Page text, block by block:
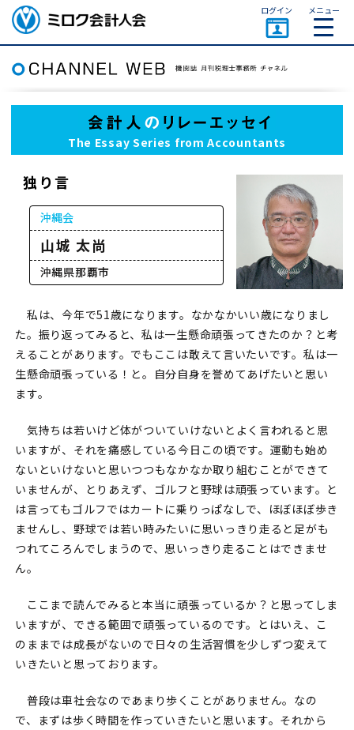
ミロク会計人会 MIROKU
ACCOUNTING PERSON
ASSOCIATION
ログイン メニュー
The Essay Series from Accountants
独り言
沖縄会
山城 太尚
沖縄県那覇市
私は、今年で51歳になります。なかなかいい歳になりまし
た。振り返ってみると、私は一生懸命頑張ってきたのか？と考
えることがあります。でもここは敢えて言いたいです。私は一
生懸命頑張っている！と。自分自身を誉めてあげたいと思い
ます。
気持ちは若いけど体がついていけないとよく言われると思
いますが、それを痛感している今日この頃です。運動も始め
ないといけないと思いつつもなかなか取り組むことができて
いませんが、とりあえず、ゴルフと野球は頑張っています。と
は言ってもゴルフではカートに乗りっぱなしで、ほぼほぼ歩き
ませんし、野球では若い時みたいに思いっきり走ると足がも
つれてころんでしまうので、思いっきり走ることはできませ
ん。
ここまで読んでみると本当に頑張っているか？と思ってしま
いますが、できる範囲で頑張っているのです。とはいえ、こ
のままでは成長がないので日々の生活習慣を少しずつ変えて
いきたいと思っております。
普段は車社会なのであまり歩くことがありません。なの
で、まずは歩く時間を作っていきたいと思います。それから